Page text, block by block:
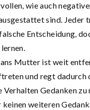
wie auch
sind. Jeder
Entscheidung,
Mutter ist weit
und regt dadurch
Verhalten Gedanken zu
keinen weiteren